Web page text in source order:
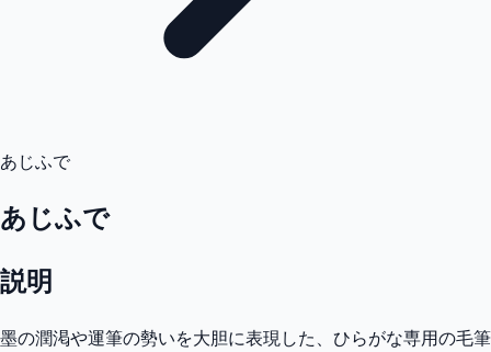
あじふで
あじふで
説明
墨の潤渇や運筆の勢いを大胆に表現した、ひらがな専用の毛筆